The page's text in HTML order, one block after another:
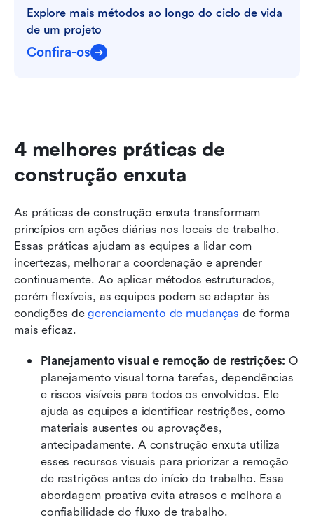
Explore mais métodos ao longo do ciclo de vida
de um projeto
Confira-os
4 melhores práticas de
construção enxuta
As práticas de construção enxuta transformam
princípios em ações diárias nos locais de trabalho.
Essas práticas ajudam as equipes a lidar com
incertezas, melhorar a coordenação e aprender
continuamente. Ao aplicar métodos estruturados,
porém flexíveis, as equipes podem se adaptar às
condições de gerenciamento de mudanças de forma
mais eficaz.
Planejamento visual e remoção de restrições: O
planejamento visual torna tarefas, dependências
e riscos visíveis para todos os envolvidos. Ele
ajuda as equipes a identificar restrições, como
materiais ausentes ou aprovações,
antecipadamente. A construção enxuta utiliza
esses recursos visuais para priorizar a remoção
de restrições antes do início do trabalho. Essa
abordagem proativa evita atrasos e melhora a
confiabilidade do fluxo de trabalho.